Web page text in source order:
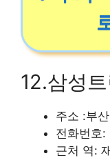
12.삼성
주소 :부
전화번호
근처 역: